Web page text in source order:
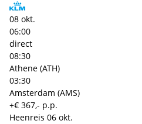
08 okt.
06:00
direct
08:30
Athene (ATH)
03:30
Amsterdam (AMS)
+€ 367,- p.p.
Heenreis 06 okt.